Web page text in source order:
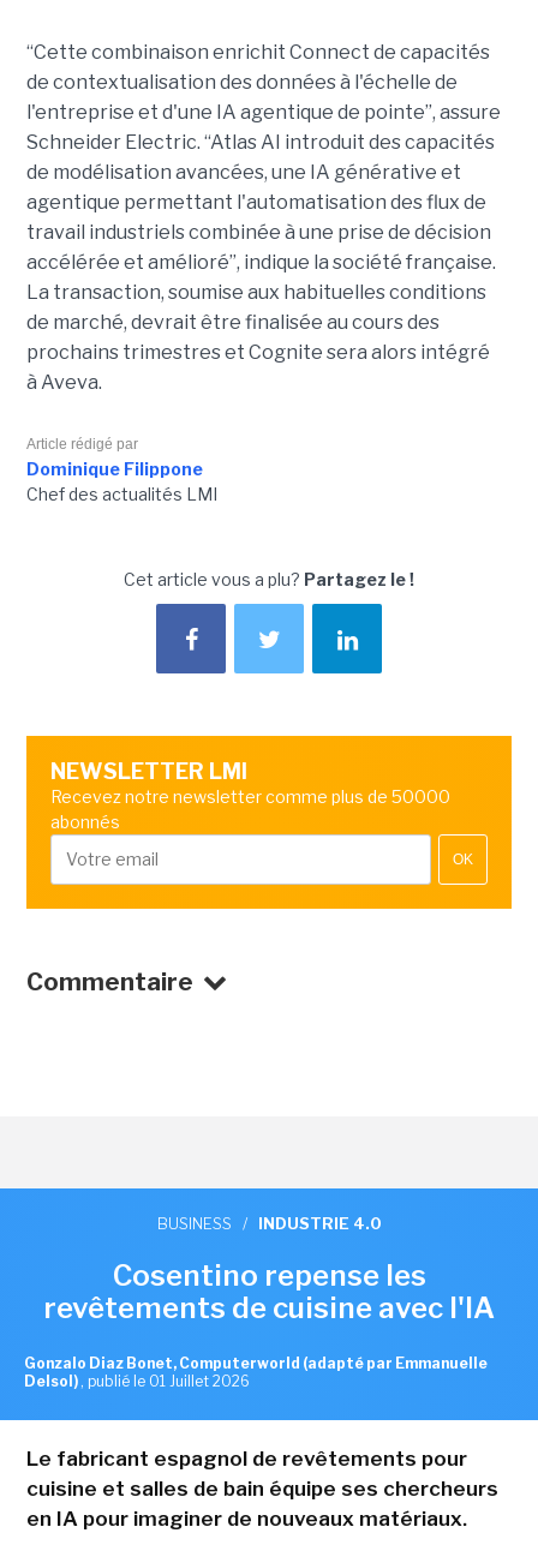
“Cette combinaison enrichit Connect de capacités
de contextualisation des données à l'échelle de
l'entreprise et d'une IA agentique de pointe”, assure
Schneider Electric. “Atlas AI introduit des capacités
de modélisation avancées, une IA générative et
agentique permettant l'automatisation des flux de
travail industriels combinée à une prise de décision
accélérée et amélioré”, indique la société française.
La transaction, soumise aux habituelles conditions
de marché, devrait être finalisée au cours des
prochains trimestres et Cognite sera alors intégré
à Aveva.
Article rédigé par
Dominique Filippone
Chef des actualités LMI
Cet article vous a plu? Partagez le !
NEWSLETTER LMI
Recevez notre newsletter comme plus de 50000
abonnés
OK
Commentaire
BUSINESS / INDUSTRIE 4.0
Cosentino repense les
revêtements de cuisine avec l'IA
Gonzalo Diaz Bonet, Computerworld (adapté par Emmanuelle
Delsol) , publié le 01 Juillet 2026
Le fabricant espagnol de revêtements pour
cuisine et salles de bain équipe ses chercheurs
en IA pour imaginer de nouveaux matériaux.